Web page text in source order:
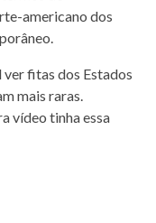
americano dos
fitas dos Estados
mais raras.
vídeo tinha essa